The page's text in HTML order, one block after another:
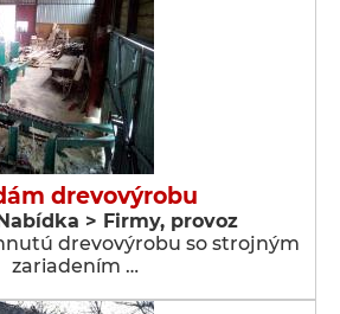
drevovýrobu
> Firmy, provoz
drevovýrobu so strojným
zariadením …